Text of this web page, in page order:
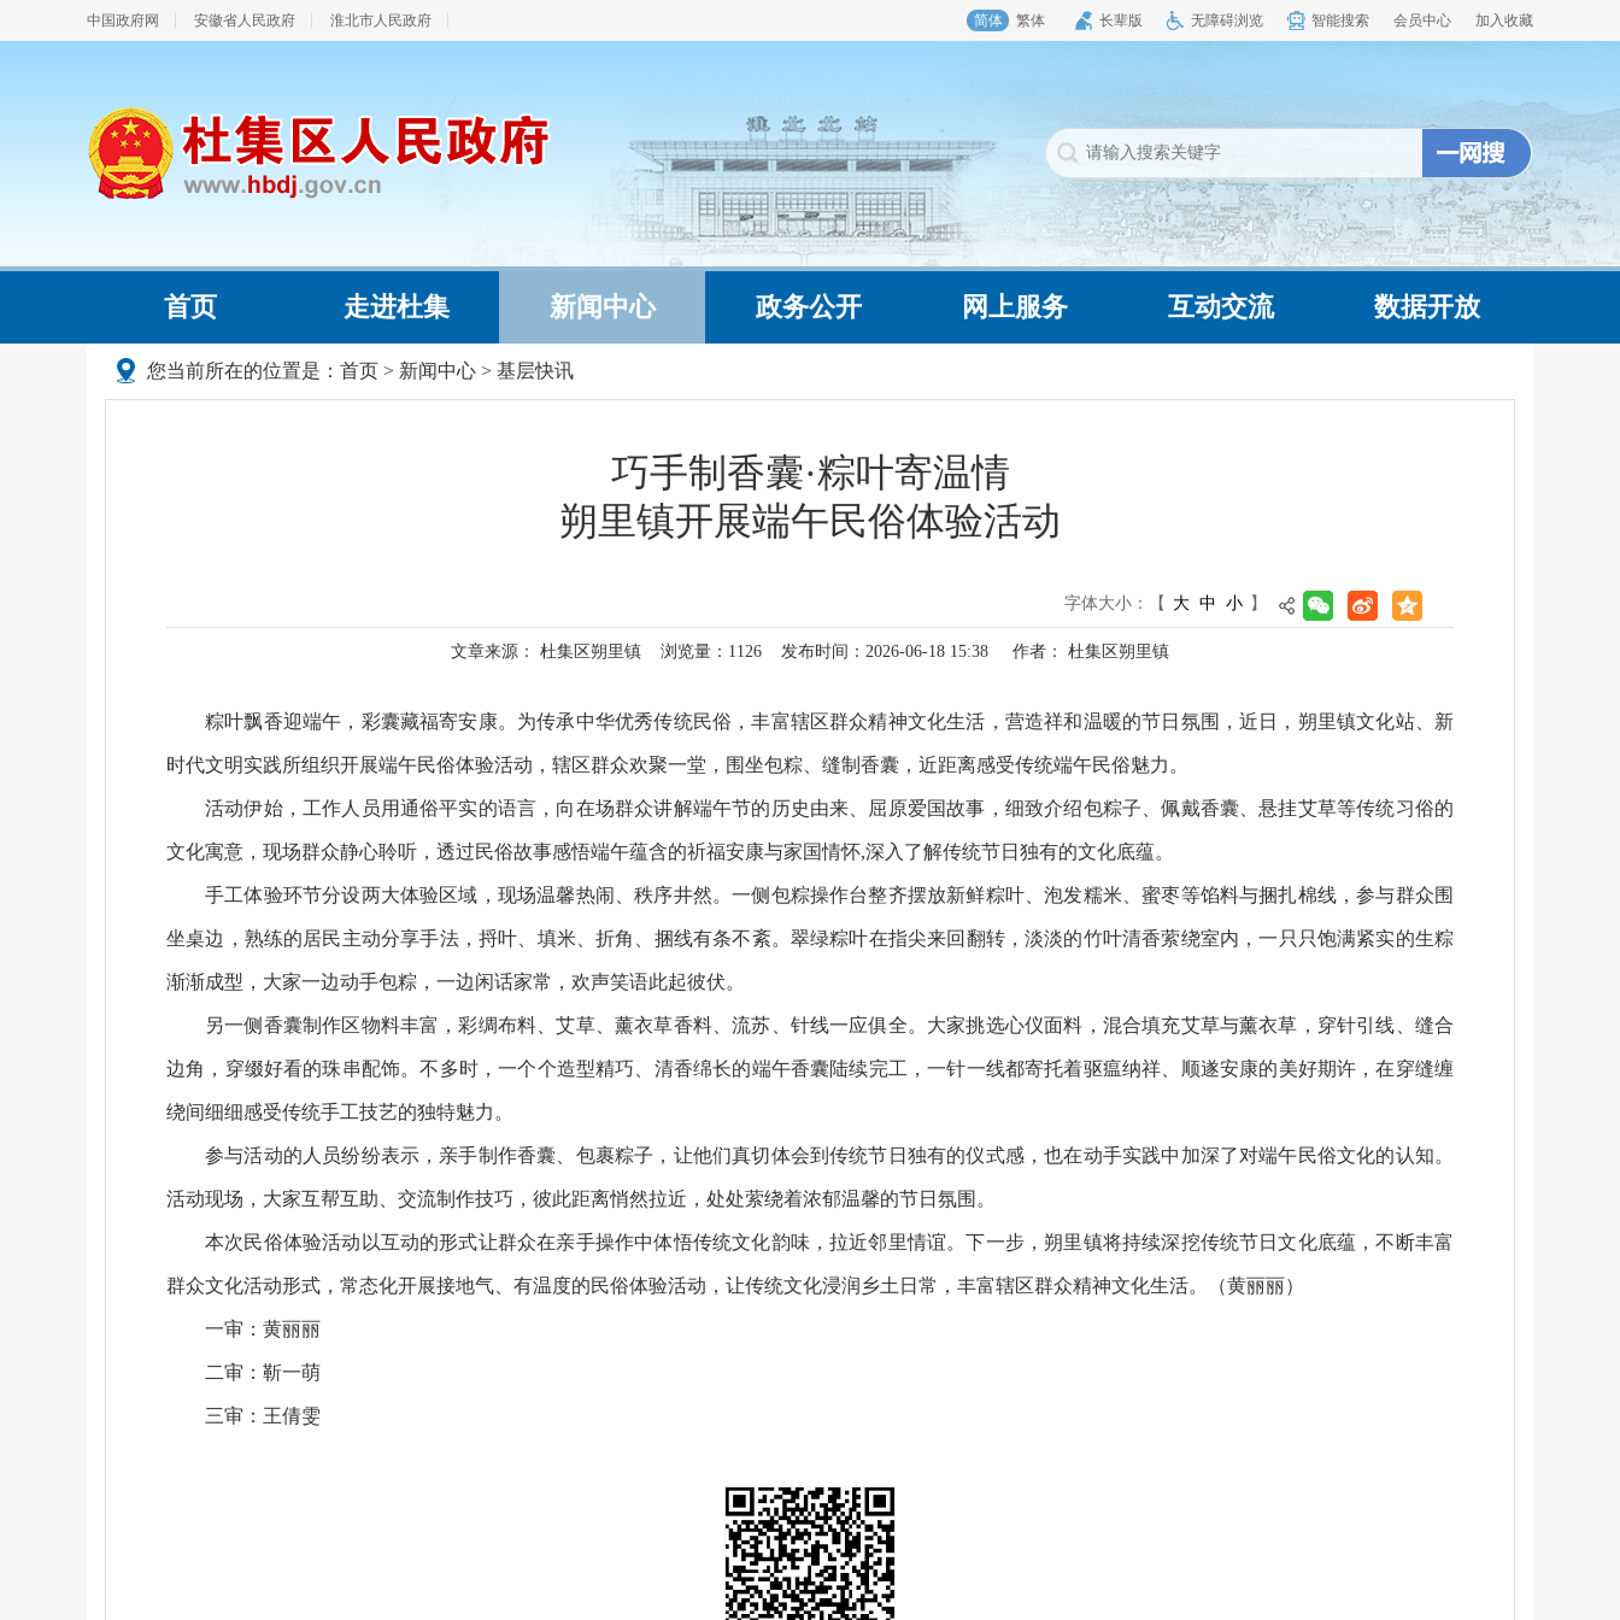
中国政府网 安徽省人民政府 淮北市人民政府 简体 繁体 长辈版 无障碍浏览 智能搜索 会员中心 加入收藏
首页 走进杜集 新闻中心 政务公开 网上服务 互动交流 数据开放
您当前所在的位置是： 首页 > 新闻中心 > 基层快讯
巧手制香囊·粽叶寄温情
朔里镇开展端午民俗体验活动
字体大小： 【 大 中 小 】
文章来源： 杜集区朔里镇 浏览量： 1126 发布时间：2026-06-18 15:38 作者： 杜集区朔里镇
粽叶飘香迎端午，彩囊藏福寄安康。为传承中华优秀传统民俗，丰富辖区群众精神文化生活，营造祥和温暖的节日氛围，近日，朔里镇文化站、新
时代文明实践所组织开展端午民俗体验活动，辖区群众欢聚一堂，围坐包粽、缝制香囊，近距离感受传统端午民俗魅力。
活动伊始，工作人员用通俗平实的语言，向在场群众讲解端午节的历史由来、屈原爱国故事，细致介绍包粽子、佩戴香囊、悬挂艾草等传统习俗的
文化寓意，现场群众静心聆听，透过民俗故事感悟端午蕴含的祈福安康与家国情怀,深入了解传统节日独有的文化底蕴。
手工体验环节分设两大体验区域，现场温馨热闹、秩序井然。一侧包粽操作台整齐摆放新鲜粽叶、泡发糯米、蜜枣等馅料与捆扎棉线，参与群众围
坐桌边，熟练的居民主动分享手法，捋叶、填米、折角、捆线有条不紊。翠绿粽叶在指尖来回翻转，淡淡的竹叶清香萦绕室内，一只只饱满紧实的生粽
渐渐成型，大家一边动手包粽，一边闲话家常，欢声笑语此起彼伏。
另一侧香囊制作区物料丰富，彩绸布料、艾草、薰衣草香料、流苏、针线一应俱全。大家挑选心仪面料，混合填充艾草与薰衣草，穿针引线、缝合
边角，穿缀好看的珠串配饰。不多时，一个个造型精巧、清香绵长的端午香囊陆续完工，一针一线都寄托着驱瘟纳祥、顺遂安康的美好期许，在穿缝缠
绕间细细感受传统手工技艺的独特魅力。
参与活动的人员纷纷表示，亲手制作香囊、包裹粽子，让他们真切体会到传统节日独有的仪式感，也在动手实践中加深了对端午民俗文化的认知。
活动现场，大家互帮互助、交流制作技巧，彼此距离悄然拉近，处处萦绕着浓郁温馨的节日氛围。
本次民俗体验活动以互动的形式让群众在亲手操作中体悟传统文化韵味，拉近邻里情谊。下一步，朔里镇将持续深挖传统节日文化底蕴，不断丰富
群众文化活动形式，常态化开展接地气、有温度的民俗体验活动，让传统文化浸润乡土日常，丰富辖区群众精神文化生活。（黄丽丽）
一审：黄丽丽
二审：靳一萌
三审：王倩雯